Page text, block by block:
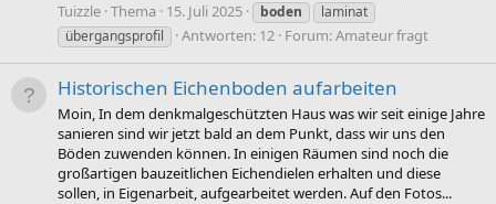
Tuizzle Thema 15. Juli 2025 boden
laminat
übergangsprofil
Antworten: 12 Forum:Amateur fragt
Historischen Eichenboden aufarbeiten
Moin, In dem denkmalgeschützten Haus was wir seit einige Jahre
sanieren sind wir jetzt bald an dem Punkt, dass wir uns den
Böden zuwenden können. In einigen Räumen sind noch die
großartigen bauzeitlichen Eichendielen erhalten und diese
sollen, in Eigenarbeit, aufgearbeitet werden. Auf den Fotos...